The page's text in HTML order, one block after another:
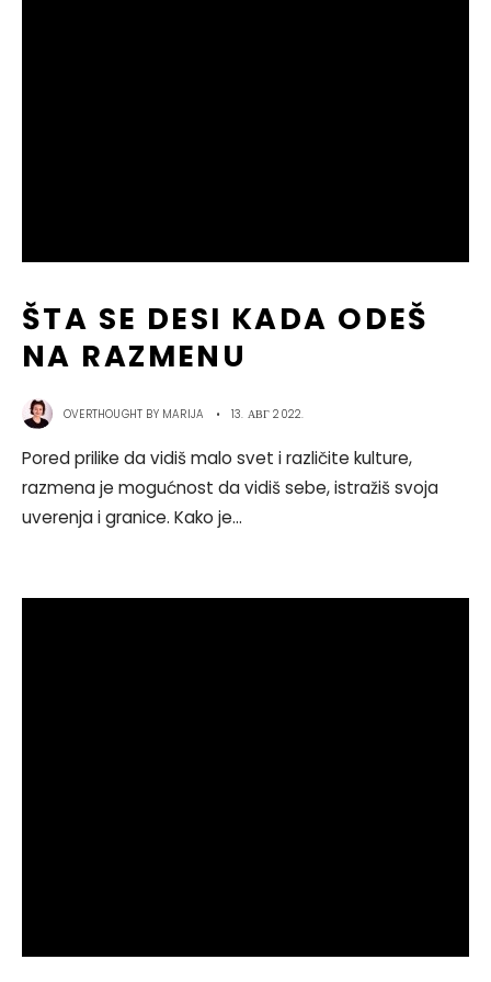
ŠTA SE DESI KADA ODEŠ
NA RAZMENU
OVERTHOUGHT BY MARIJA • 13. АВГ 2022.
Pored prilike da vidiš malo svet i različite kulture,
razmena je mogućnost da vidiš sebe, istražiš svoja
uverenja i granice. Kako je...